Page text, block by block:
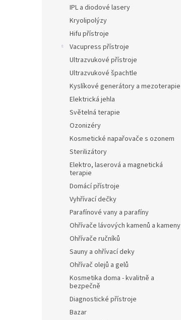
IPL a diodové lasery
Kryolipolýzy
Hifu přístroje
Vacupress přístroje
Ultrazvukové přístroje
Ultrazvukové špachtle
Kyslíkové generátory a mezoterapie
Elektrická jehla
Světelná terapie
Ozonizéry
Kosmetické napařovače s ozonem
Sterilizátory
Elektro, laserová a magnetická
terapie
Domácí přístroje
Vyhřívací dečky
Parafínové vany a parafíny
Ohřívače lávových kamenů a kameny
Ohřívače ručníků
Sauny a ohřívací deky
Ohřívač olejů a gelů
Kosmetika doma - kvalitně a
bezpečně
Diagnostické přístroje
Bazar